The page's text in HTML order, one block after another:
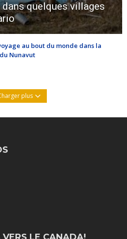
quelques villages
au bout du monde dans la
Nunavut
plus